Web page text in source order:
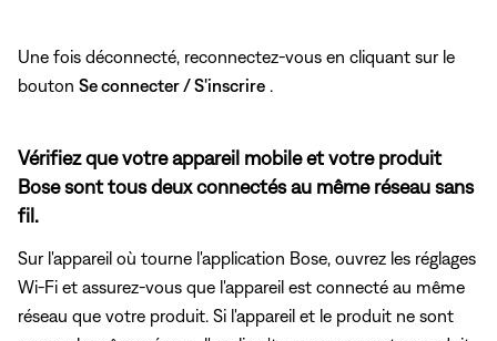
Une fois déconnecté, reconnectez-vous en cliquant sur le
bouton Se connecter / S'inscrire
Vérifiez que votre appareil mobile et votre produit
Bose sont tous deux connectés au même réseau sans
fil.
Sur l'appareil où tourne l'application Bose, ouvrez les réglages
Wi-Fi et assurez-vous que l'appareil est connecté au même
réseau que votre produit. Si l'appareil et le produit ne sont